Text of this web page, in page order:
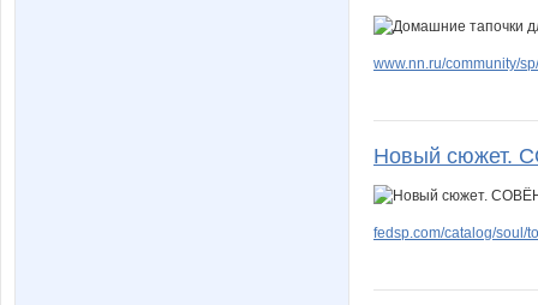
www.nn.ru/community/
Новый сюжет.
fedsp.com/catalog/soul/